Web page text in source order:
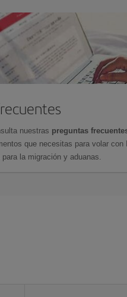
nuestras preguntas
que necesitas para volar
la migración y aduanas.